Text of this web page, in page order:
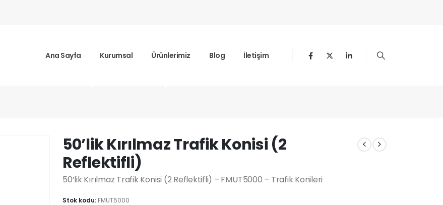
Ana Sayfa Kurumsal Ürünlerimiz Blog İletişim
Konisi (2 Reflektifli)
50’lik Kırılmaz Trafik Konisi (2
Reflektifli)
50’lik Kırılmaz Trafik Konisi (2 Reflektifli) – FMUT5000 – Trafik Konileri
Stok kodu: FMUT5000